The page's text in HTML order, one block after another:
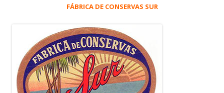
FÁBRICA DE CONSERVAS SUR